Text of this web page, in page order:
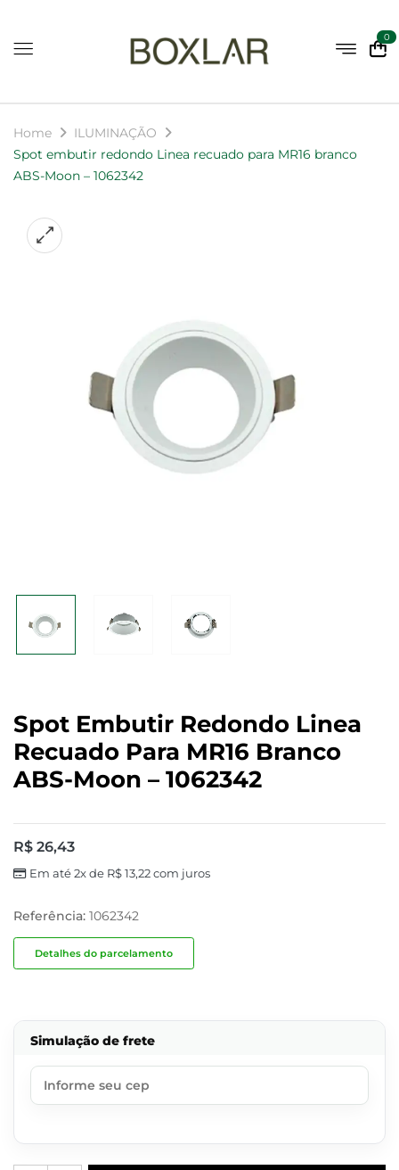
0
Home
ILUMINAÇÃO
Spot embutir redondo Linea recuado para MR16 branco
ABS-Moon – 1062342
Spot Embutir Redondo Linea
Recuado Para MR16 Branco
ABS-Moon – 1062342
R$ 26,43
Em até 2x de R$13,22com juros
Referência: 1062342
Detalhes do parcelamento
Simulação de frete